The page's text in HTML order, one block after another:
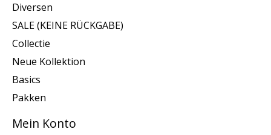
Diversen
SALE (KEINE RÜCKGABE)
Collectie
Neue Kollektion
Basics
Pakken
Mein Konto